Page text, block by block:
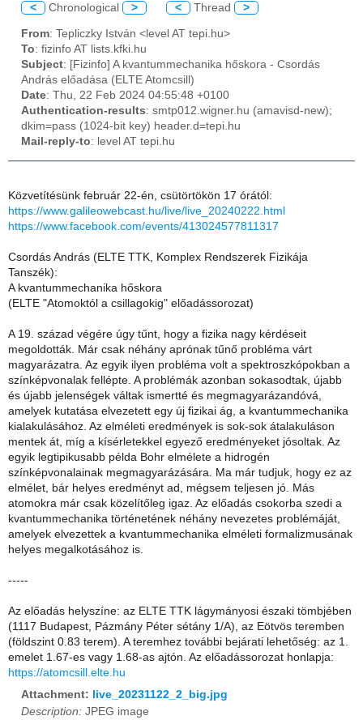
< Chronological > < Thread >
From: Tepliczky István <level AT tepi.hu>
To: fizinfo AT lists.kfki.hu
Subject: [Fizinfo] A kvantummechanika hőskora - Csordás
András előadása (ELTE Atomcsill)
Date: Thu, 22 Feb 2024 04:55:48 +0100
Authentication-results: smtp012.wigner.hu (amavisd-new);
dkim=pass (1024-bit key) header.d=tepi.hu
Mail-reply-to: level AT tepi.hu
Közvetítésünk február 22-én, csütörtökön 17 órától:
https://www.galileowebcast.hu/live/live_20240222.html
https://www.facebook.com/events/413024577811317
Csordás András (ELTE TTK, Komplex Rendszerek Fizikája
Tanszék):
A kvantummechanika hőskora
(ELTE "Atomoktól a csillagokig" előadássorozat)
A 19. század végére úgy tűnt, hogy a fizika nagy kérdéseit
megoldották. Már csak néhány aprónak tűnő probléma várt
magyarázatra. Az egyik ilyen probléma volt a spektroszkópokban a
színképvonalak fellépte. A problémák azonban sokasodtak, újabb
és újabb jelenségek váltak ismertté és megmagyarázandóvá,
amelyek kutatása elvezetett egy új fizikai ág, a kvantummechanika
kialakulásához. Az elméleti eredmények is sok-sok átalakuláson
mentek át, míg a kísérletekkel egyező eredményeket jósoltak. Az
egyik legtipikusabb példa Bohr elmélete a hidrogén
színképvonalainak megmagyarázására. Ma már tudjuk, hogy ez az
elmélet, bár helyes eredményt ad, mégsem teljesen jó. Más
atomokra már csak közelítőleg igaz. Az előadás csokorba szedi a
kvantummechanika történetének néhány nevezetes problémáját,
amelyek elvezettek a kvantummechanika elméleti formalizmusának
helyes megalkotásához is.
-----
Az előadás helyszíne: az ELTE TTK lágymányosi északi tömbjében
(1117 Budapest, Pázmány Péter sétány 1/A), az Eötvös teremben
(földszint 0.83 terem). A teremhez további bejárati lehetőség: az 1.
emelet 1.67-es vagy 1.68-as ajtón. Az előadássorozat honlapja:
https://atomcsill.elte.hu
Attachment:
live_20231122_2_big.jpg
Description: JPEG image